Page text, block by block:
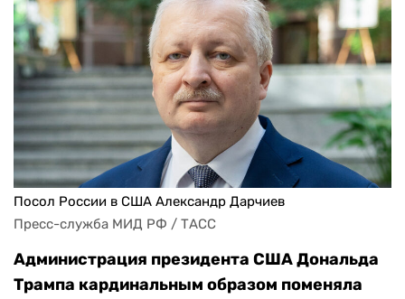
Посол России в США Александр Дарчиев
Пресс-служба МИД РФ / ТАСС
Администрация президента США Дональда
Трампа кардинальным образом поменяла